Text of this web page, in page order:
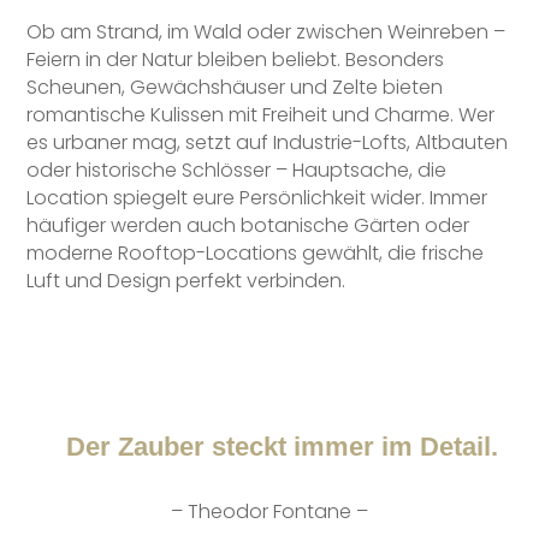
Ob am Strand, im Wald oder zwischen Weinreben –
Feiern in der Natur bleiben beliebt. Besonders
Scheunen, Gewächshäuser und Zelte bieten
romantische Kulissen mit Freiheit und Charme. Wer
es urbaner mag, setzt auf Industrie-Lofts, Altbauten
oder historische Schlösser – Hauptsache, die
Location spiegelt eure Persönlichkeit wider. Immer
häufiger werden auch botanische Gärten oder
moderne Rooftop-Locations gewählt, die frische
Luft und Design perfekt verbinden.
Der Zauber steckt immer im Detail.
– Theodor Fontane –